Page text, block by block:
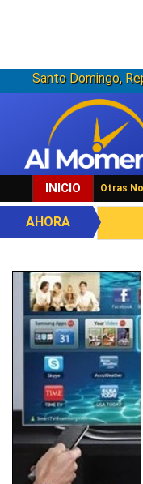
Santo Domingo,
INICIO Otras
AHORA